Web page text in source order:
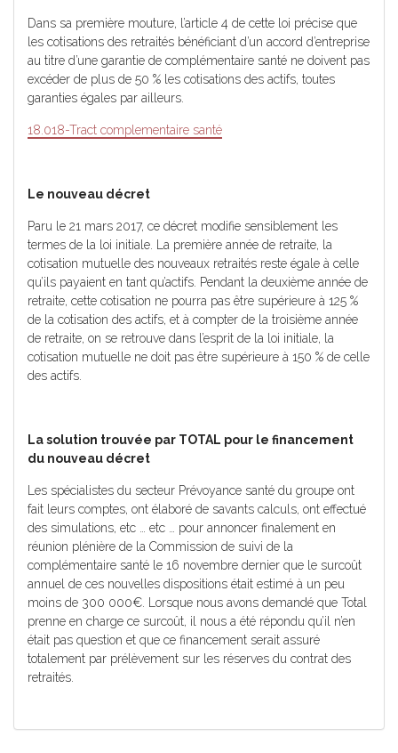
Dans sa première mouture, l’article 4 de cette loi précise que
les cotisations des retraités bénéficiant d’un accord d’entreprise
au titre d’une garantie de complémentaire santé ne doivent pas
excéder de plus de 50 % les cotisations des actifs, toutes
garanties égales par ailleurs.
18.018-Tract complementaire santé
Le nouveau décret
Paru le 21 mars 2017, ce décret modifie sensiblement les
termes de la loi initiale. La première année de retraite, la
cotisation mutuelle des nouveaux retraités reste égale à celle
qu’ils payaient en tant qu’actifs. Pendant la deuxième année de
retraite, cette cotisation ne pourra pas être supérieure à 125 %
de la cotisation des actifs, et à compter de la troisième année
de retraite, on se retrouve dans l’esprit de la loi initiale, la
cotisation mutuelle ne doit pas être supérieure à 150 % de celle
des actifs.
La solution trouvée par TOTAL pour le financement
du nouveau décret
Les spécialistes du secteur Prévoyance santé du groupe ont
fait leurs comptes, ont élaboré de savants calculs, ont effectué
des simulations, etc … etc … pour annoncer finalement en
réunion plénière de la Commission de suivi de la
complémentaire santé le 16 novembre dernier que le surcoût
annuel de ces nouvelles dispositions était estimé à un peu
moins de 300 000€. Lorsque nous avons demandé que Total
prenne en charge ce surcoût, il nous a été répondu qu’il n’en
était pas question et que ce financement serait assuré
totalement par prélèvement sur les réserves du contrat des
retraités.